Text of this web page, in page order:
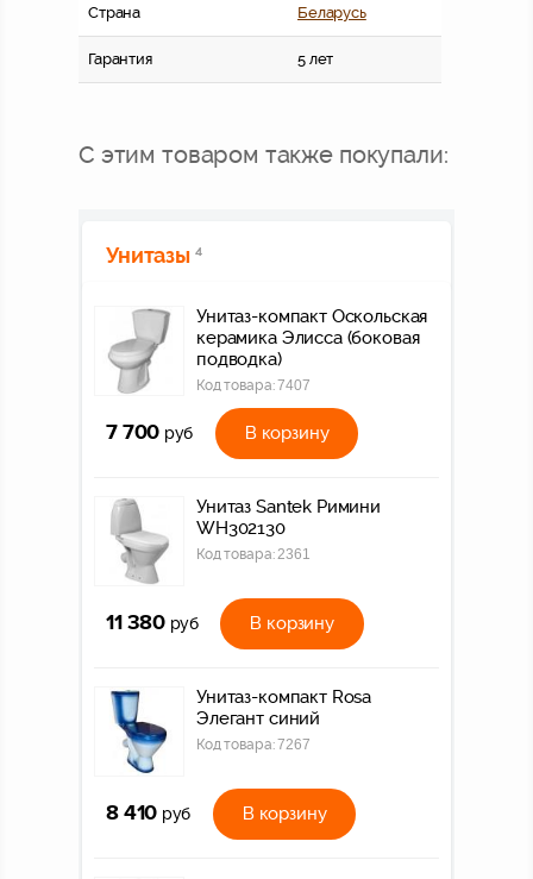
Страна Беларусь
Гарантия 5 лет
С этим товаром также покупали:
Унитазы 4
Унитаз-компакт Оскольская
керамика Элисса (боковая
подводка)
Код товара:7407
7 700 руб В корзину
Унитаз Santek Римини
WH302130
Код товара:2361
11 380 руб В корзину
Унитаз-компакт Rosa
Элегант синий
Код товара:7267
8 410 руб В корзину